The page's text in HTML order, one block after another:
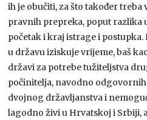
ih je obučiti, za što također treba
pravnih prepreka, poput razlika
početak i kraj istrage i
u državu iziskuje vrijeme, baš
državi za potrebe tužiteljstva
počinitelja, navodno odgovornih
dvojnog državljanstva i
lagodno živi u Hrvatskoj i Srbiji,